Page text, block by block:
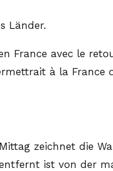
Länder.
France avec le
à la
zeichnet die
ist von der